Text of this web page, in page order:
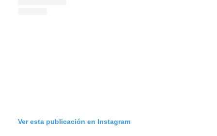
Ver esta publicación en Instagram